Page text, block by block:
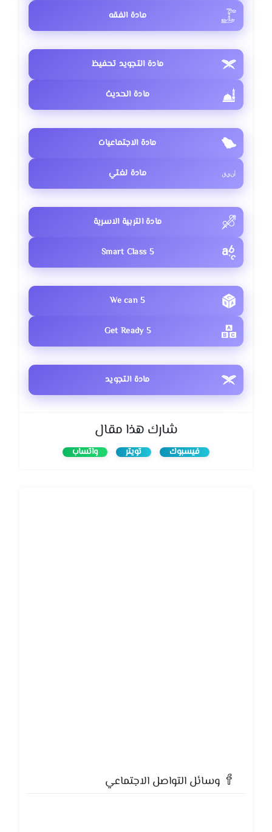
مادة الفقه
مادة التجويد تحفيظ
مادة الحديث
مادة الاجتماعيات
مادة لغتي
مادة التربية الاسرية
Smart Class 5
We can 5
Get Ready 5
مادة التجويد
شارك هذا مقال
فيسبوك تويتر واتساب
وسائل التواصل الاجتماعي